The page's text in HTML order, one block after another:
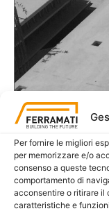
Per fornire le migliori
per memorizzare e/o
consenso a queste
comportamento di
acconsentire o ritirare il
caratteristiche e
Cellino San
Settore turistico:
pareti portanti.